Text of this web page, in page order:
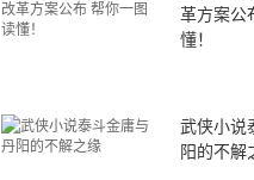
革方案公
懂！
武侠小说
阳的不解